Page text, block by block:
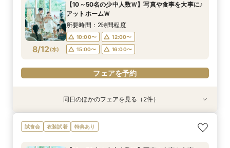
8/11(火)
11:30〜
フェアを予約
8/11(火)
10:00〜
12:00〜
15:00〜
16:00〜
8/12(水)
【10～50名の少中人数Ｗ】写真や食事を大事に♪
アットホームＷ
所要時間：2時間程度
10:00〜
12:00〜
15:00〜
16:00〜
フェアを予約
衣装試着 特典あり
＼神前式をご検討のお二人へ／各神社式＆リアン
神殿見学×和装試着＆人気食べ比べ試食
衣装試着 特典あり
人気No,1 ＼初めて見学がおトク★／豪華コース
試食×30,000円GIFT付相談会
同日のほかのフェアを見る（2件）
試食会 衣装試着 特典あり